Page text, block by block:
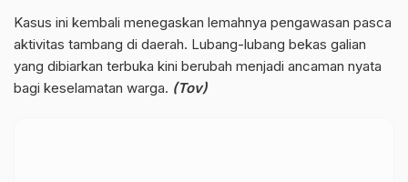
Kasus ini kembali menegaskan lemahnya pengawasan pasca
aktivitas tambang di daerah. Lubang-lubang bekas galian
yang dibiarkan terbuka kini berubah menjadi ancaman nyata
bagi keselamatan warga. (Tov)